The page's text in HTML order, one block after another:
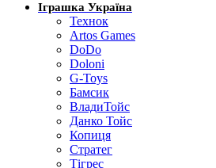
Іграшка Україна
Технок
Artos Games
DoDo
Doloni
G-Toys
Бамсик
ВладиТойс
Данко Тойс
Копиця
Стратег
Тігрес